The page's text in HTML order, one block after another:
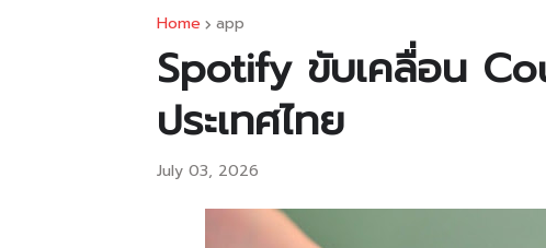
Home app
Spotify ขับเคลื่อน
ประเทศไทย
July 03, 2026